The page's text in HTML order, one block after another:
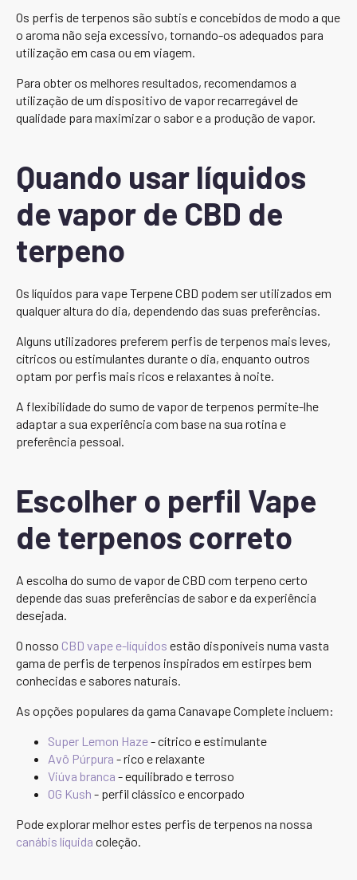
Os perfis de terpenos são subtis e concebidos de modo a que
o aroma não seja excessivo, tornando-os adequados para
utilização em casa ou em viagem.
Para obter os melhores resultados, recomendamos a
utilização de um dispositivo de vapor recarregável de
qualidade para maximizar o sabor e a produção de vapor.
Quando usar líquidos
de vapor de CBD de
terpeno
Os líquidos para vape Terpene CBD podem ser utilizados em
qualquer altura do dia, dependendo das suas preferências.
Alguns utilizadores preferem perfis de terpenos mais leves,
cítricos ou estimulantes durante o dia, enquanto outros
optam por perfis mais ricos e relaxantes à noite.
A flexibilidade do sumo de vapor de terpenos permite-lhe
adaptar a sua experiência com base na sua rotina e
preferência pessoal.
Escolher o perfil Vape
de terpenos correto
A escolha do sumo de vapor de CBD com terpeno certo
depende das suas preferências de sabor e da experiência
desejada.
O nosso CBD vape e-líquidos estão disponíveis numa vasta
gama de perfis de terpenos inspirados em estirpes bem
conhecidas e sabores naturais.
As opções populares da gama Canavape Complete incluem:
Super Lemon Haze- cítrico e estimulante
Avô Púrpura - rico e relaxante
Viúva branca - equilibrado e terroso
OG Kush - perfil clássico e encorpado
Pode explorar melhor estes perfis de terpenos na nossa
canábis líquida coleção.